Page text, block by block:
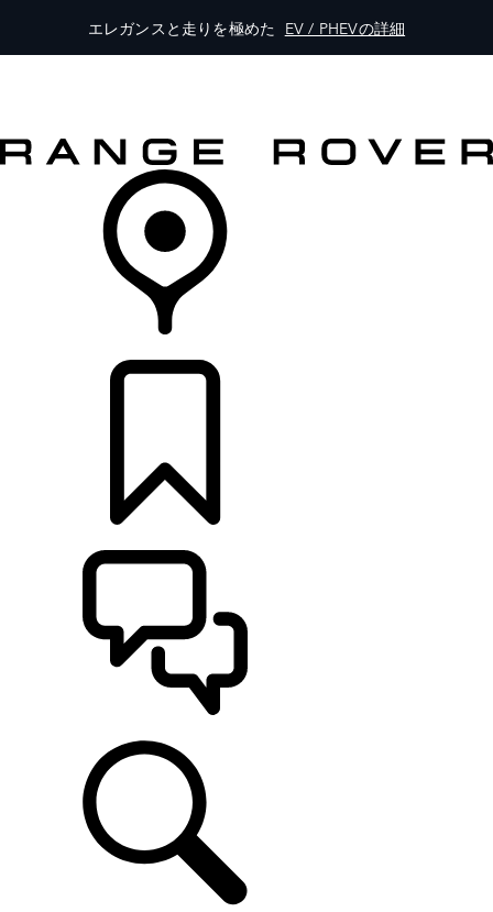
エレガンスと走りを極めた EV / PHEVの詳細